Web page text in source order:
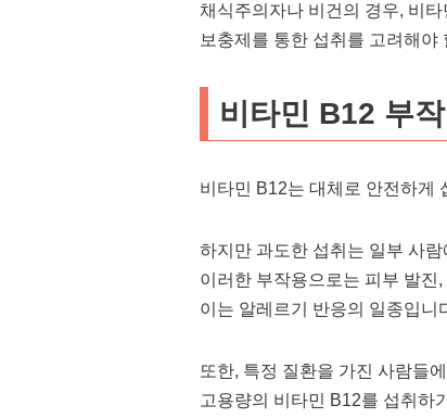
채식주의자나 비건의 경우, 비
보충제를 통한 섭취를 고려해야
비타민 B12 부
비타민 B12는 대체로 안전하게
하지만 과도한 섭취는 일부 사
이러한 부작용으로는 피부 발진
이는 알레르기 반응의 일종입니
또한, 특정 질환을 가진 사람들
고용량의 비타민 B12를 섭취하